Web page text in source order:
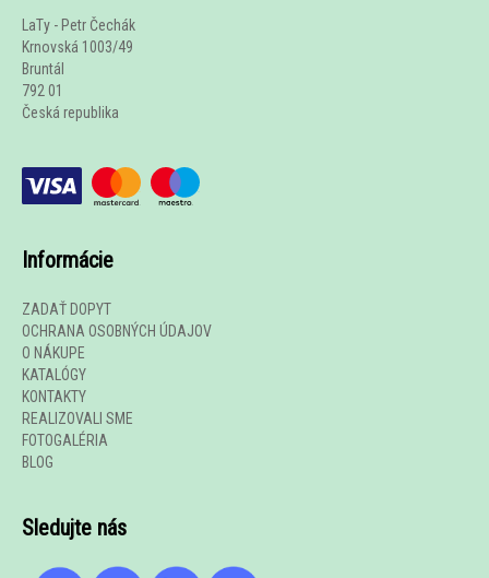
LaTy - Petr Čechák
Krnovská 1003/49
Bruntál
792 01
Česká republika
Informácie
ZADAŤ DOPYT
OCHRANA OSOBNÝCH ÚDAJOV
O NÁKUPE
KATALÓGY
KONTAKTY
REALIZOVALI SME
FOTOGALÉRIA
BLOG
Sledujte nás